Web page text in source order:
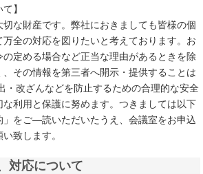
】
な財産です。弊社におきましても皆様の個
全の対応を図りたいと考えております。お
定める場合など正当な理由があるときを除
その情報を第三者へ開示・提供することは
・改ざんなどを防止するための合理的な安全
利用と保護に努めます。つきましては以下
」をご―読いただいたうえ、会議室をお申込
致します。
対応について